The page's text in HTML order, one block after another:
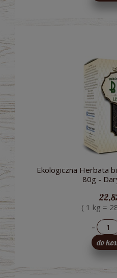
Ekologiczna Herbata
80g -
( 1 kg =
-
do